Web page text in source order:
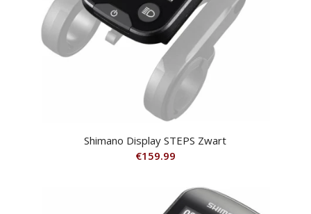
Shimano Display STEPS Zwart
€159.99